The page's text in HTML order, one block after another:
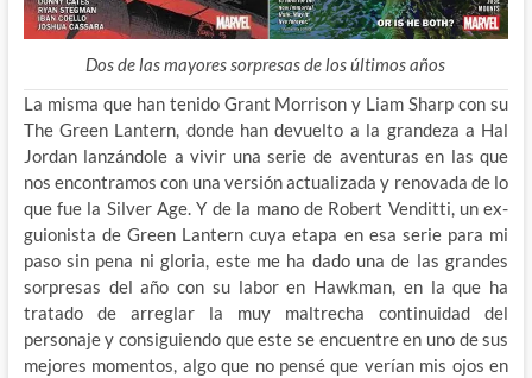
Dos de las mayores sorpresas de los últimos años
La misma que han tenido Grant Morrison y Liam Sharp con su
The Green Lantern, donde han devuelto a la grandeza a Hal
Jordan lanzándole a vivir una serie de aventuras en las que
nos encontramos con una versión actualizada y renovada de lo
que fue la Silver Age. Y de la mano de Robert Venditti, un ex-
guionista de Green Lantern cuya etapa en esa serie para mi
paso sin pena ni gloria, este me ha dado una de las grandes
sorpresas del año con su labor en Hawkman, en la que ha
tratado de arreglar la muy maltrecha continuidad del
personaje y consiguiendo que este se encuentre en uno de sus
mejores momentos, algo que no pensé que verían mis ojos en